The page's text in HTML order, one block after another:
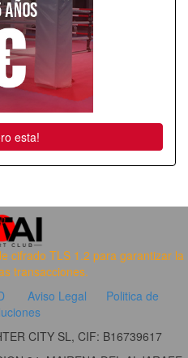
esta!
cifrado TLS 1.2 para garantizar la
transacciones.
Aviso Legal
Politica de
CITY SL, CIF: B16739617